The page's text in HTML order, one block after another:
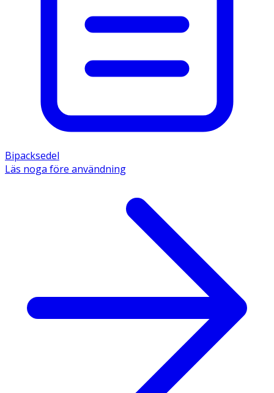
Bipacksedel
Läs noga före användning